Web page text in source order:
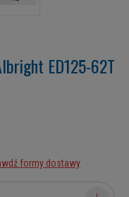
ED125-62T
formy dostawy